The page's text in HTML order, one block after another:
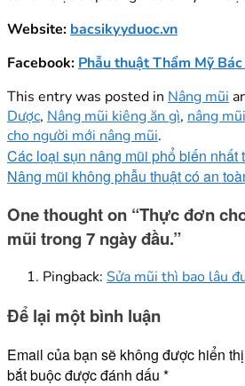
Website: bacsikyyduoc.vn
Facebook: Phẫu thuật Thẩm Mỹ
This entry was posted in Nâng mũi
Dược, Nâng mũi kiêng ăn gì, nâng
cho người mới nâng mũi.
Các loại sụn nâng mũi phổ biến nhất
Nâng mũi không phẫu thuật có an
One thought on “Thực đơn
mũi trong 7 ngày đầu.”
Pingback: Sửa mũi thì bao lâu
Để lại một bình luận
Email của bạn sẽ không được hiển
bắt buộc được đánh dấu *